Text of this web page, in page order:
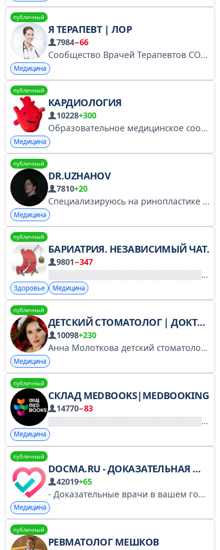
публичный
Я ТЕРАПЕВТ | ЛОР
7984−66
Сообщество Врачей Терапевтов СОЮЗ России терапевтов лоров Правила Группы: Ссылки - Скрытая Реклама - запрещена бан При нарушение авторских прав мы удалим материалы пишите админу Реклама - @annaviktorovnamedic
Медицина
публичный
КАРДИОЛОГИЯ
10228+300
Образовательное медицинское сообщество. Мы ВКонтакте: https://vk.com/medmedicine https://vk.com/medobrazovanye Заказать рекламу: https://t.me/rek_web https://telega.in/c/cardyologia Теги: #медицина #болезни #кардиология #ангиология
Медицина
публичный
DR.UZHAHOV
7810+20
Специализируюсь на ринопластике любого уровня сложности, эндоскопический лифтинг, блефаропластика
Медицина
публичный
БАРИАТРИЯ. НЕЗАВИСИМЫЙ ЧАТ.
9801−347
Здоровье Медицина
публичный
ДЕТСКИЙ СТОМАТОЛОГ | ДОКТОР МОЛОТКОВА
10098+230
Анна Молоткова детский стоматолог докмед,многодетная мама,член IAPD
Медицина
публичный
СКЛАД MEDBOOKS|MEDBOOKING
14770−83
Медицина
публичный
DOCMA.RU - ДОКАЗАТЕЛЬНАЯ МЕДИЦИНА
42019+65
- Доказательные врачи в вашем городе или онлайн на www.docma.ru - Служба заботы @Docma_Service
Медицина
публичный
РЕВМАТОЛОГ МЕШКОВ